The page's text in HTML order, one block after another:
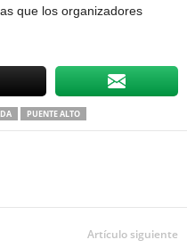
que los organizadores
PUENTE ALTO
Artículo siguiente